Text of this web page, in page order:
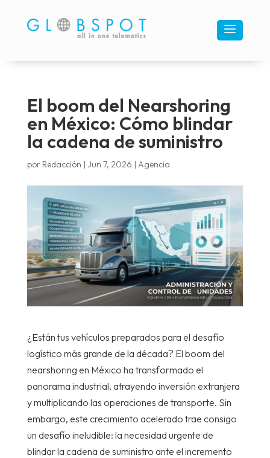
a
El boom del Nearshoring
en México: Cómo blindar
la cadena de suministro
por Redacción | Jun 7, 2026 | Agencia
¿Están tus vehículos preparados para el desafío
logístico más grande de la década? El boom del
nearshoring en México ha transformado el
panorama industrial, atrayendo inversión extranjera
y multiplicando las operaciones de transporte. Sin
embargo, este crecimiento acelerado trae consigo
un desafío ineludible: la necesidad urgente de
blindar la cadena de suministro ante el incremento